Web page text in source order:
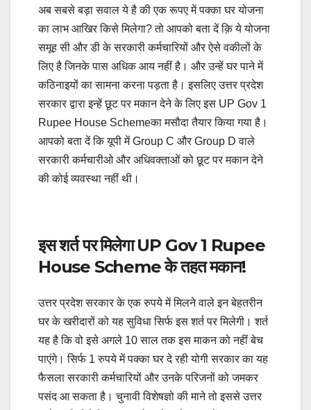
अब सबसे बड़ा सवाल ये है की एक रूपए में पक्का घर योजना
का लाभ आखिर किसे मिलेगा? तो आपको बता दें क़ि ये योजना
समूह सी और डी के सरकारी कर्मचारियों और ऐसे वकीलों के
लिए है जिनके पास अधिक आय नहीं है। और उन्हें घर पाने में
कठिनाइयों का सामना करना पड़ता है। इसलिए उत्तर प्रदेश
सरकार द्वारा इन्हें छूट पर मकान देने के लिए इस UP Gov 1
Rupee House Schemeका मसौदा तैयार किया गया है।
आपको बता दें कि यूपी में Group C और Group D वाले
सरकारी कर्मचारीओ और अधिवक्ताओं को छूट पर मकान देने
की कोई व्यवस्था नहीं थी।
इस शर्त पर मिलेगा UP Gov 1 Rupee
House Scheme के तहत मकान!
उत्तर प्रदेश सरकार के एक रुपये में मिलने वाले इन बेहतरीन
घर के खरीदारों को यह सुविधा सिर्फ इस शर्त पर मिलेगी। शर्त
यह है कि वो इसे अगले 10 साल तक इस माकन को नहीं बेच
पाएंगे। सिर्फ 1 रुपये में पक्का घर दे रही योगी सरकार का यह
फैसला सरकारी कर्मचारियों और उनके परिजनों को जमकर
पसंद आ सकता है। चुनावी विशेषज्ञो की माने तो इससे उत्तर